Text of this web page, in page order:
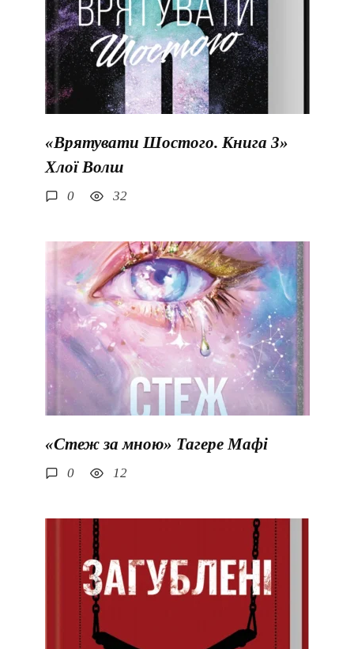
«Врятувати Шостого. Книга 3»
Хлої Волш
0 32
«Стеж за мною» Тагере Мафі
0 12